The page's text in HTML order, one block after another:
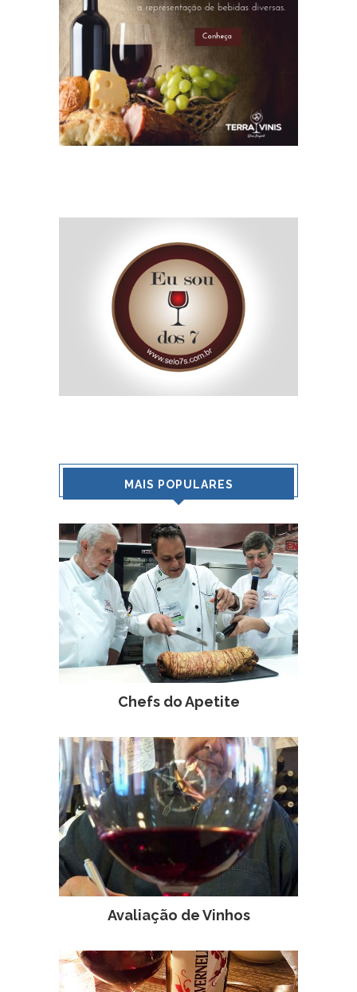
MAIS POPULARES
Chefs do Apetite
Avaliação de Vinhos